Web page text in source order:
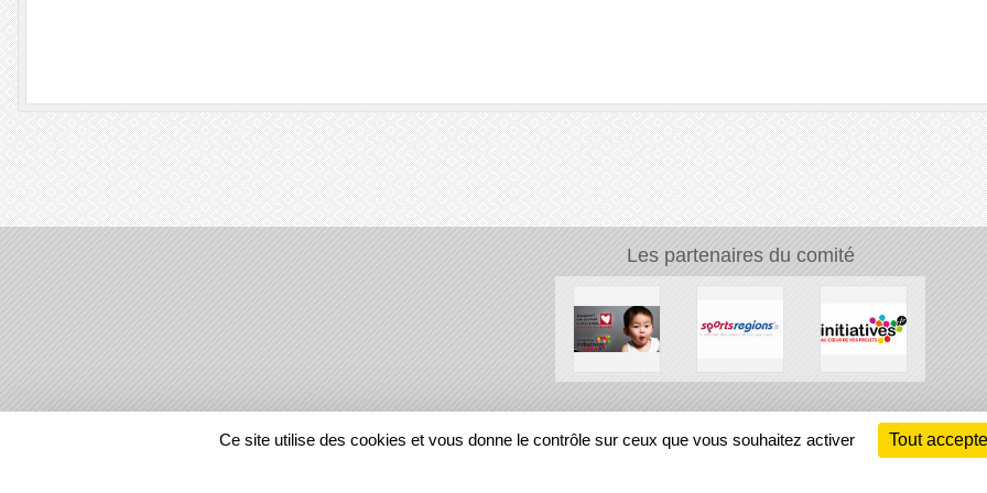
Les partenaires du comité
REGIONS
Ce site utilise des cookies et vous donne le contrôle sur ceux que vous souhaitez activer Tout